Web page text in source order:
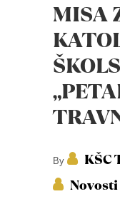
MISA
By KŠC
Novosti